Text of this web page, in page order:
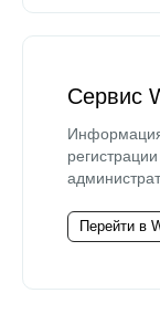
Сервис
Перейти в